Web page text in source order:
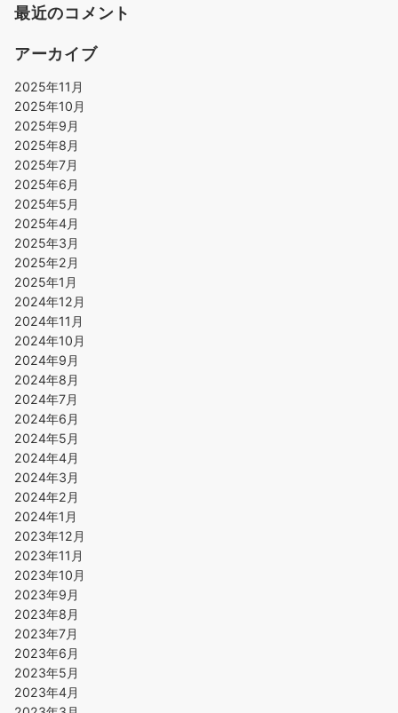
最近のコメント
アーカイブ
2025年11月
2025年10月
2025年9月
2025年8月
2025年7月
2025年6月
2025年5月
2025年4月
2025年3月
2025年2月
2025年1月
2024年12月
2024年11月
2024年10月
2024年9月
2024年8月
2024年7月
2024年6月
2024年5月
2024年4月
2024年3月
2024年2月
2024年1月
2023年12月
2023年11月
2023年10月
2023年9月
2023年8月
2023年7月
2023年6月
2023年5月
2023年4月